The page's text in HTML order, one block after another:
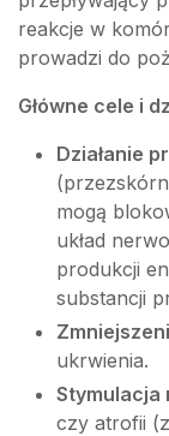
reakcje w
prowadzi do
Główne cele i
Działanie
mogą
układ
produkcji
substancji
ukrwienia.
Stymulacja
czy atrofii